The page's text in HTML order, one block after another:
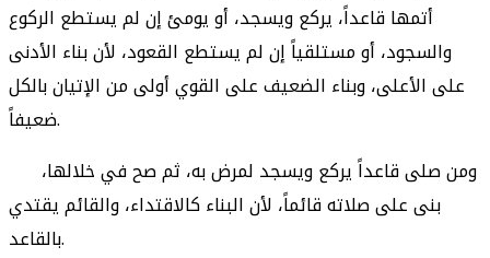
أتمها قاعداً، يركع ويسجد، أو يومئ إن لم يستطع الركوع
والسجود، أو مستلقياً إن لم يستطع القعود، لأن بناء الأدنى
على الأعلى، وبناء الضعيف على القوي أولى من الإتيان بالكل
ضعيفاً.
بنى على صلاته قائماً، لأن البناء كالاقتداء، والقائم يقتدي
بالقاعد.